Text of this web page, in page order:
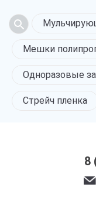
Мешки
Одноразовые
Стрейч пленка
8